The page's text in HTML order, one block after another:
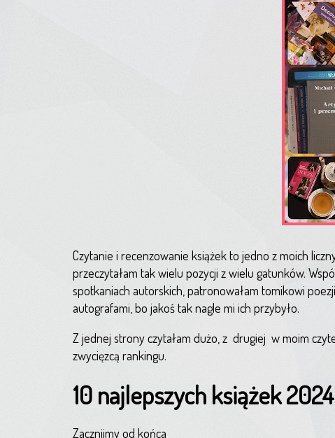
Czytanie i recenzowanie książek to jedno z moich
przeczytałam tak wielu pozycji z wielu gatunków.
spotkaniach autorskich, patronowałam tomikowi
autografami, bo jakoś tak nagle mi ich przybyło.
Z jednej strony czytałam dużo, z drugiej w moim
zwycięzcą rankingu.
10 najlepszych książek 2024
Zacznijmy od końca